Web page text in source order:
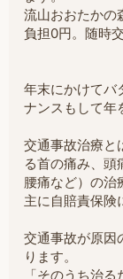
流山おおたかの
負担0円。随時
年末にかけてバ
ナンスもして年
交通事故治療と
る首の痛み、頭
腰痛など）の治
主に自賠責保険
交通事故が原因
ります。
「そのうち治